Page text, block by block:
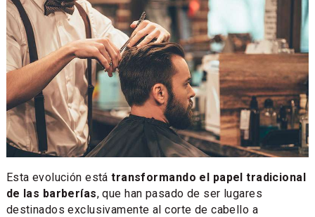
Esta evolución está transformando el papel tradicional
de las barberías, que han pasado de ser lugares
destinados exclusivamente al corte de cabello a